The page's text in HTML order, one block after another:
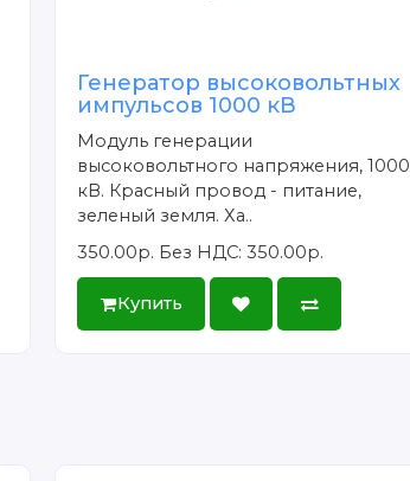
Генератор высоковольтных
импульсов 1000 кВ
Модуль генерации
высоковольтного напряжения, 1000
кВ. Красный провод - питание,
зеленый земля. Ха..
350.00р. Без НДС: 350.00р.
Купить